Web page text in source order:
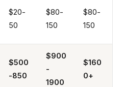
$20-
50
$80-
150
$80-
150
$500
-850
$900
-
1900
$160
0+